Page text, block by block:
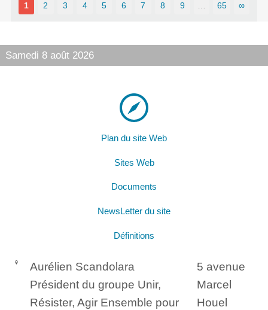
1 2 3 4 5 6 7 8 9 65 ∞
Samedi 8 août 2026
Plan du site Web
Sites Web
Documents
NewsLetter du site
Définitions
Aurélien Scandolara
Président du groupe Unir,
Résister, Agir Ensemble pour
5 avenue
Marcel
Houel